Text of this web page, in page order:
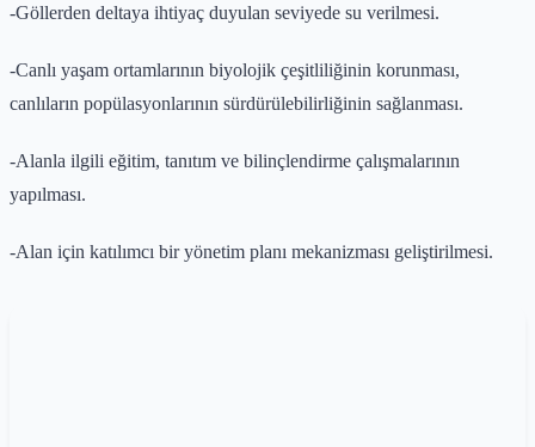
-Göllerden deltaya ihtiyaç duyulan seviyede su verilmesi.
-Canlı yaşam ortamlarının biyolojik çeşitliliğinin korunması,
canlıların popülasyonlarının sürdürülebilirliğinin sağlanması.
-Alanla ilgili eğitim, tanıtım ve bilinçlendirme çalışmalarının
yapılması.
-Alan için katılımcı bir yönetim planı mekanizması geliştirilmesi.